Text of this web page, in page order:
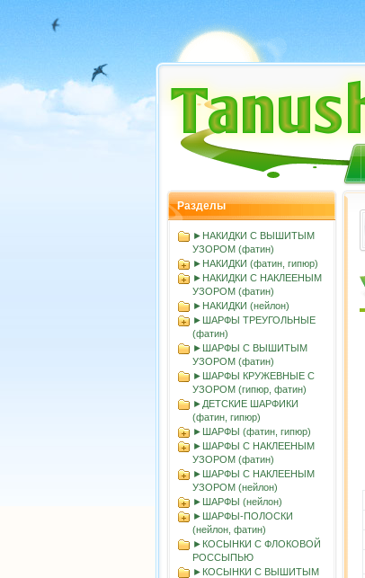
Разделы
►НАКИДКИ С ВЫШИТЫМ
УЗОРОМ (фатин)
►НАКИДКИ (фатин, гипюр)
►НАКИДКИ С НАКЛЕЕНЫМ
УЗОРОМ (фатин)
►НАКИДКИ (нейлон)
►ШАРФЫ ТРЕУГОЛЬНЫЕ
(фатин)
►ШАРФЫ С ВЫШИТЫМ
УЗОРОМ (фатин)
►ШАРФЫ КРУЖЕВНЫЕ С
УЗОРОМ (гипюр, фатин)
►ДЕТСКИЕ ШАРФИКИ
(фатин, гипюр)
►ШАРФЫ (фатин, гипюр)
►ШАРФЫ С НАКЛЕЕНЫМ
УЗОРОМ (фатин)
►ШАРФЫ С НАКЛЕЕНЫМ
УЗОРОМ (нейлон)
►ШАРФЫ (нейлон)
►ШАРФЫ-ПОЛОСКИ
(нейлон, фатин)
►КОСЫНКИ С ФЛОКОВОЙ
РОССЫПЬЮ
►КОСЫНКИ С ВЫШИТЫМ